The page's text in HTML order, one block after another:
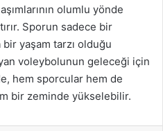
olumlu yönde
Sporun sadece bir
bir yaşam tarzı olduğu
voleybolunun geleceği için
hem sporcular hem de
bir zeminde yükselebilir.